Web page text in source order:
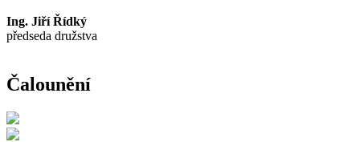
Ing. Jiří Řídký
předseda družstva
Čalounění